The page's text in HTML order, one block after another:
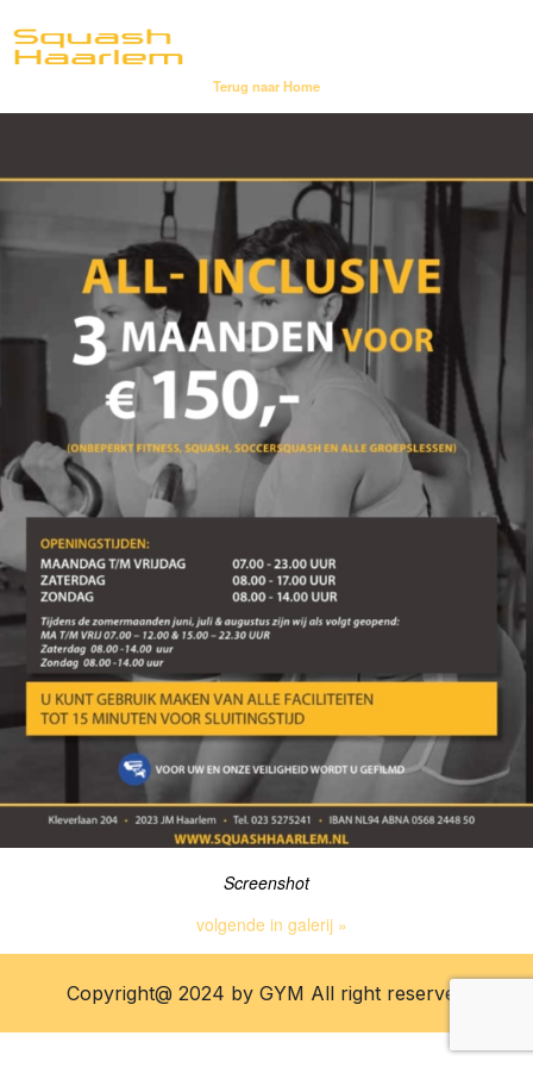
Terug naar Home
Screenshot
volgende in galerij »
Copyright@ 2024 by GYM All right reserved